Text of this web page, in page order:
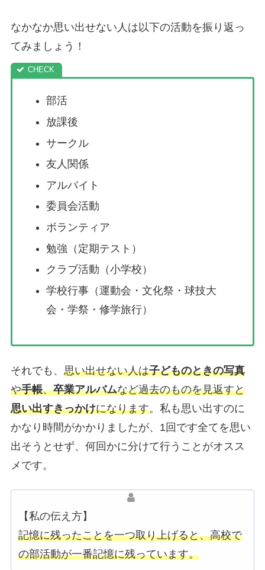
なかなか思い出せない人は以下の活動を振り返っ
てみましょう！
部活
放課後
サークル
友人関係
アルバイト
委員会活動
ボランティア
勉強（定期テスト）
クラブ活動（小学校）
学校行事（運動会・文化祭・球技大
会・学祭・修学旅行）
それでも、 思い出せない人は子どものときの写真
や手帳、卒業アルバムなど過去のものを見返すと
思い出すきっかけになります。私も思い出すのに
かなり時間がかかりましたが、1回です全てを思い
出そうとせず、何回かに分けて行うことがオスス
メです。
【私の伝え方】
記憶に残ったことを一つ取り上げると、高校で
の部活動が一番記憶に残っています。